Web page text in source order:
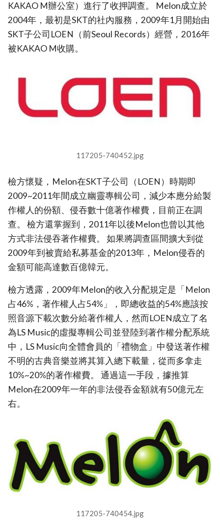
KAKAO M辦公室）進行了收押調查。 Melon成立於
2004年，最初是SKT的社內服務，2009年1月開始由
SKT子公司LOEN（前Seoul Records）經營，2016年
被KAKAO M收購。
117205-740452.jpg
檢方懷疑，Melon在SKT子公司（LOEN）時期即
2009~2011年間成立幽靈專輯公司，減少本應分給製
作權人的份額、侵吞數十億著作權費，目前正在調
查。 檢方還掌握到，2011年以後Melon也曾以其他
方式非法侵吞著作權費。 如果將調查區間擴大到從
2009年到被賣給私募基金的2013年，Melon侵吞的
金額可能高達數百億韓元。
檢方透露，2009年Melon的收入分配規定是「Melon
占46%，著作權人占54%」，即總收益的54%應該按
照音源下載次數分給著作權人，然而LOEN成立了名
為LS Music的虛擬專輯公司並登陸到著作權分配系統
中，LS Music向全體會員的「禮物盒」中發送著作權
不明的古典音樂並將其算入總下載量，從而多拿走
10%~20%的著作權費。 通過這一手段，據推算
Melon在2009年一年的非法侵吞金額就有50億元左
右。
117205-740454.jpg